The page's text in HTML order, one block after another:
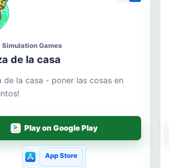
Simulation Games
de la casa
de la casa - poner las cosas en
Play on Google Play
App Store